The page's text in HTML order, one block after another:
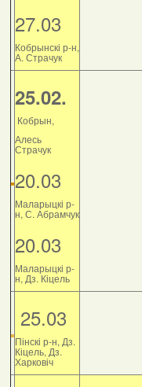
27.03
Кобрынскі р-н,
А. Страчук
25.02.
Кобрын,
Алесь
Страчук
20.03
Маларыцкі р-
н, С. Абрамчук
20.03
Маларыцкі р-
н, Дз. Кіцель
25.03
Пінскі р-н, Дз.
Кіцель, Дз.
Харковіч